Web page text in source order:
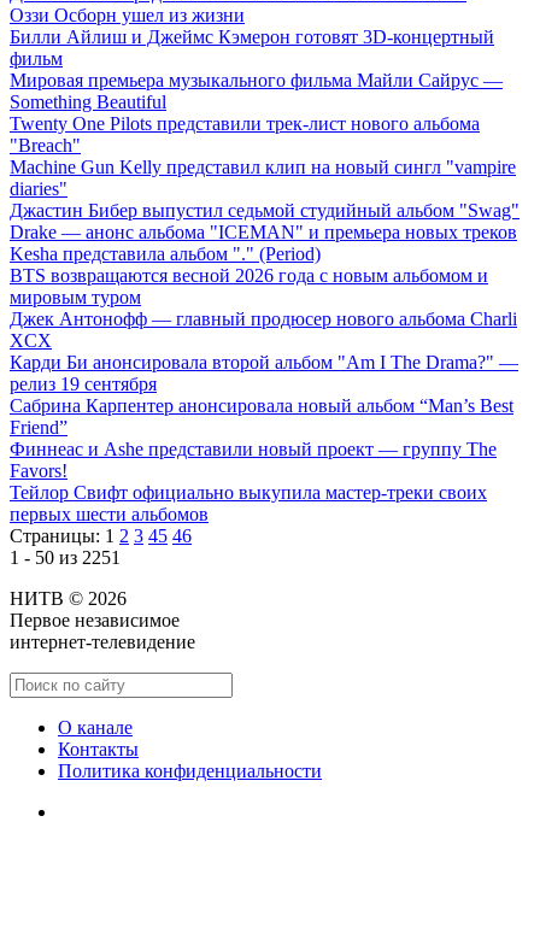
Оззи Осборн ушел из жизни
Билли Айлиш и Джеймс Кэмерон готовят 3D-концертный
фильм
Мировая премьера музыкального фильма Майли Сайрус —
Something Beautiful
Twenty One Pilots представили трек-лист нового альбома
"Breach"
Machine Gun Kelly представил клип на новый сингл "vampire
diaries"
Джастин Бибер выпустил седьмой студийный альбом "Swag"
Drake — анонс альбома "ICEMAN" и премьера новых треков
Kesha представила альбом "." (Period)
BTS возвращаются весной 2026 года с новым альбомом и
мировым туром
Джек Антонофф — главный продюсер нового альбома Charli
XCX
Карди Би анонсировала второй альбом "Am I The Drama?" —
релиз 19 сентября
Сабрина Карпентер анонсировала новый альбом “Man’s Best
Friend”
Финнеас и Ashe представили новый проект — группу The
Favors!
Тейлор Свифт официально выкупила мастер-треки своих
первых шести альбомов
Страницы: 1 2 3 45 46
1 - 50 из 2251
НИТВ © 2026
Первое независимое
интернет-телевидение
О канале
Контакты
Политика конфиденциальности